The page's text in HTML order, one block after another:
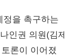
정을 촉구하는
인권 의원(김제
론이 이어졌